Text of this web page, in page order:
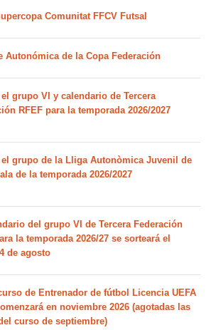
Comunitat FFCV Futsal
Autonómica de la Copa Federación
el grupo VI y calendario de Tercera
RFEF para la temporada 2026/2027
el grupo de la Lliga Autonòmica Juvenil de
de la temporada 2026/2027
del grupo VI de Tercera Federación
la temporada 2026/27 se sorteará el
de agosto
de Entrenador de fútbol Licencia UEFA
en noviembre 2026 (agotadas las
curso de septiembre)